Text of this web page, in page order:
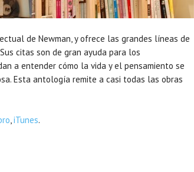
de Newman, y ofrece las grandes líneas de
citas son de gran ayuda para los
a entender cómo la vida y el pensamiento se
Esta antología remite a casi todas las obras
,iTunes.